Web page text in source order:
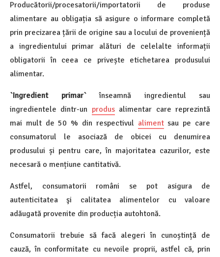
Producătorii/procesatorii/importatorii de produse
alimentare au obligația să asigure o informare completă
prin precizarea țării de origine sau a locului de proveniență
a ingredientului primar alături de celelalte informații
obligatorii în ceea ce privește etichetarea produsului
alimentar.
`Ingredient primar`înseamnă ingredientul sau
ingredientele dintr-un produsalimentar care reprezintă
mai mult de 50 % din respectivul alimentsau pe care
consumatorul le asociază de obicei cu denumirea
produsului și pentru care, în majoritatea cazurilor, este
necesară o mențiune cantitativă.
Astfel, consumatorii români se pot asigura de
autenticitatea şi calitatea alimentelor cu valoare
adăugată provenite din producția autohtonă.
Consumatorii trebuie să facă alegeri în cunoștință de
cauză, în conformitate cu nevoile proprii, astfel că, prin